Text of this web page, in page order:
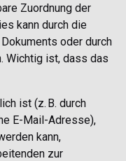
Zuordnung der
kann durch die
oder durch
Wichtig ist, dass das
ist (z. B. durch
E-Mail-Adresse),
kann,
zur